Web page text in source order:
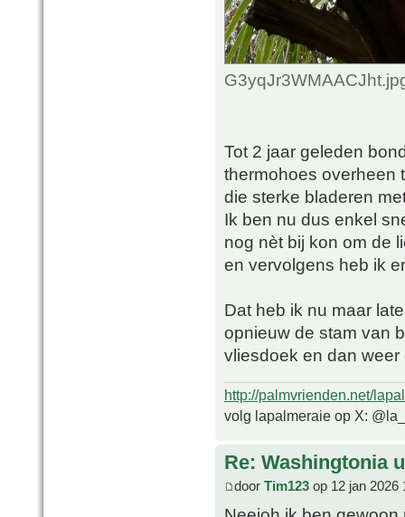
Tot 2 jaar geleden
thermohoes overheen
die sterke bladeren
Ik ben nu dus enkel
nog nèt bij kon om de
en vervolgens heb ik
Dat heb ik nu maar
opnieuw de stam van
vliesdoek en dan
http://palmvrienden.net/
volg lapalmeraie op X:
Re: Washingtonia
door Tim123 op 12 jan 2026